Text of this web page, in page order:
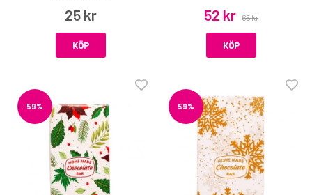
25 kr
KÖP
52 kr 65 kr
KÖP
59% 59%